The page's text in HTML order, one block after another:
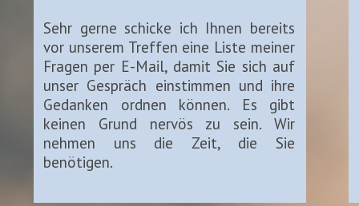
Sehr gerne schicke ich Ihnen bereits
vor unserem Treffen eine Liste meiner
Fragen per E-Mail, damit Sie sich auf
unser Gespräch einstimmen und ihre
Gedanken ordnen können. Es gibt
keinen Grund nervös zu sein. Wir
nehmen uns die Zeit, die Sie
benötigen.